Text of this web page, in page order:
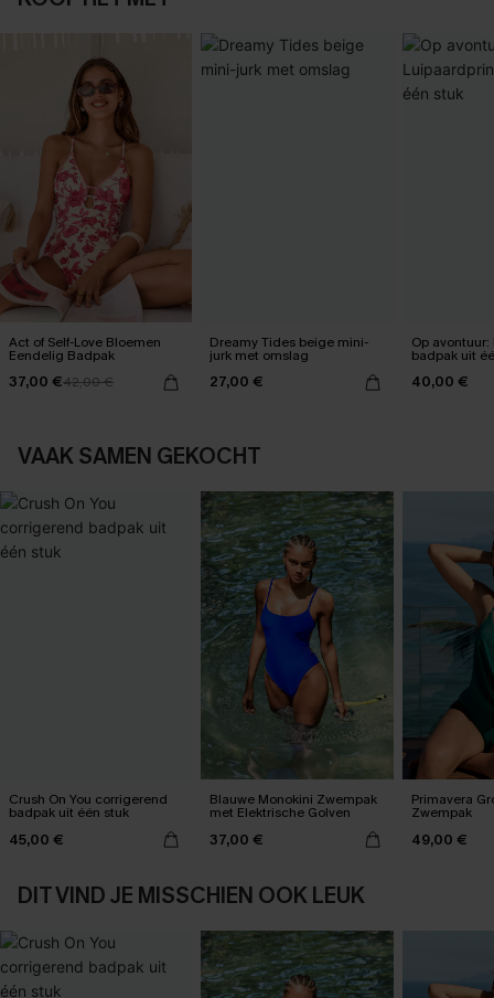
Act of Self-Love Bloemen
Eendelig Badpak
37,00 €42,00 €
Dreamy Tides beige mini-
jurk met omslag
27,00 €
Op
badpak uit
40,00 €
VAAK SAMEN GEKOCHT
Crush On You corrigerend
badpak uit één stuk
45,00 €
Blauwe Monokini Zwempak
met Elektrische Golven
37,00 €
Primavera
Zwempak
49,00 €
DIT VIND JE MISSCHIEN OOK LEUK